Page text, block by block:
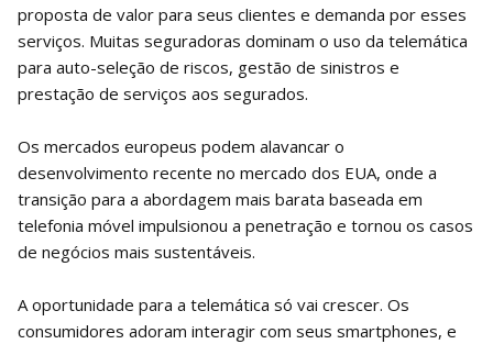
proposta de valor para seus clientes e demanda por esses
serviços. Muitas seguradoras dominam o uso da telemática
para auto-seleção de riscos, gestão de sinistros e
prestação de serviços aos segurados.
Os mercados europeus podem alavancar o
desenvolvimento recente no mercado dos EUA, onde a
transição para a abordagem mais barata baseada em
telefonia móvel impulsionou a penetração e tornou os casos
de negócios mais sustentáveis.
A oportunidade para a telemática só vai crescer. Os
consumidores adoram interagir com seus smartphones, e